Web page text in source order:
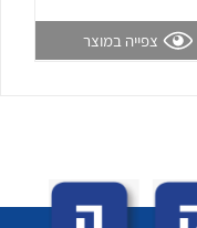
צפייה במוצר